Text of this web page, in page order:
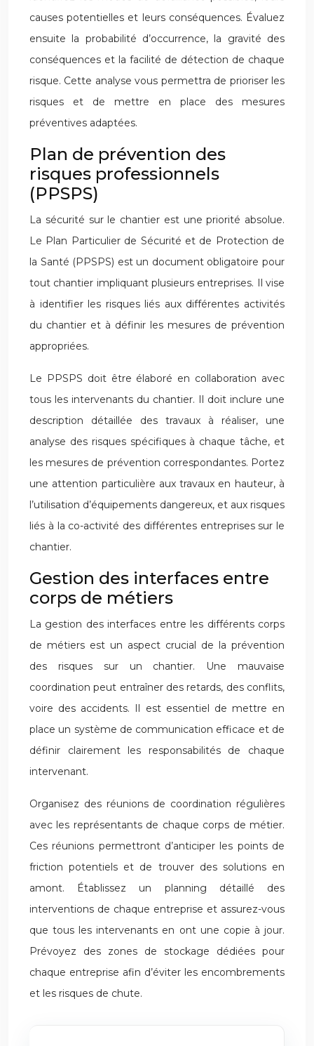
causes potentielles et leurs conséquences. Évaluez
ensuite la probabilité d’occurrence, la gravité des
conséquences et la facilité de détection de chaque
risque. Cette analyse vous permettra de prioriser les
risques et de mettre en place des mesures
préventives adaptées.
Plan de prévention des
risques professionnels
(PPSPS)
La sécurité sur le chantier est une priorité absolue.
Le Plan Particulier de Sécurité et de Protection de
la Santé (PPSPS) est un document obligatoire pour
tout chantier impliquant plusieurs entreprises. Il vise
à identifier les risques liés aux différentes activités
du chantier et à définir les mesures de prévention
appropriées.
Le PPSPS doit être élaboré en collaboration avec
tous les intervenants du chantier. Il doit inclure une
description détaillée des travaux à réaliser, une
analyse des risques spécifiques à chaque tâche, et
les mesures de prévention correspondantes. Portez
une attention particulière aux travaux en hauteur, à
l’utilisation d’équipements dangereux, et aux risques
liés à la co-activité des différentes entreprises sur le
chantier.
Gestion des interfaces entre
corps de métiers
La gestion des interfaces entre les différents corps
de métiers est un aspect crucial de la prévention
des risques sur un chantier. Une mauvaise
coordination peut entraîner des retards, des conflits,
voire des accidents. Il est essentiel de mettre en
place un système de communication efficace et de
définir clairement les responsabilités de chaque
intervenant.
Organisez des réunions de coordination régulières
avec les représentants de chaque corps de métier.
Ces réunions permettront d’anticiper les points de
friction potentiels et de trouver des solutions en
amont. Établissez un planning détaillé des
interventions de chaque entreprise et assurez-vous
que tous les intervenants en ont une copie à jour.
Prévoyez des zones de stockage dédiées pour
chaque entreprise afin d’éviter les encombrements
et les risques de chute.